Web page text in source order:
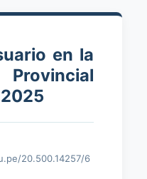
en la
Provincial
20.500.14257/6